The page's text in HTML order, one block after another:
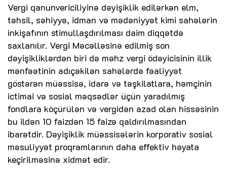
Vergi qanunvericiliyinə dəyişiklik edilərkən elm,
təhsil, səhiyyə, idman və mədəniyyət kimi sahələrin
inkişafının stimullaşdırılması daim diqqətdə
saxlanılır. Vergi Məcəlləsinə edilmiş son
dəyişikliklərdən biri də məhz vergi ödəyicisinin illik
mənfəətinin adıçəkilən sahələrdə fəaliyyət
göstərən müəssisə, idarə və təşkilatlara, həmçinin
ictimai və sosial məqsədlər üçün yaradılmış
fondlara köçürülən və vergidən azad olan hissəsinin
bu ildən 10 faizdən 15 faizə qaldırılmasından
ibarətdir. Dəyişiklik müəssisələrin korporativ sosial
məsuliyyət proqramlarının daha effektiv həyata
keçirilməsinə xidmət edir.